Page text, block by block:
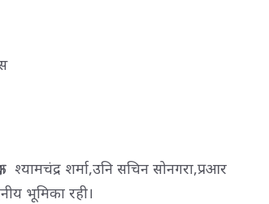
श्यामचंद्र शर्मा,उनि सचिन सोनगरा,प्रआर
भूमिका रही।